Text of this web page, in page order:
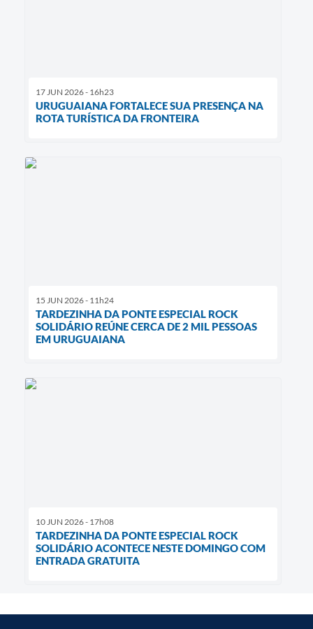
17 JUN 2026 - 16h23
URUGUAIANA FORTALECE SUA PRESENÇA NA
ROTA TURÍSTICA DA FRONTEIRA
15 JUN 2026 - 11h24
TARDEZINHA DA PONTE ESPECIAL ROCK
SOLIDÁRIO REÚNE CERCA DE 2 MIL PESSOAS
EM URUGUAIANA
10 JUN 2026 - 17h08
TARDEZINHA DA PONTE ESPECIAL ROCK
SOLIDÁRIO ACONTECE NESTE DOMINGO COM
ENTRADA GRATUITA